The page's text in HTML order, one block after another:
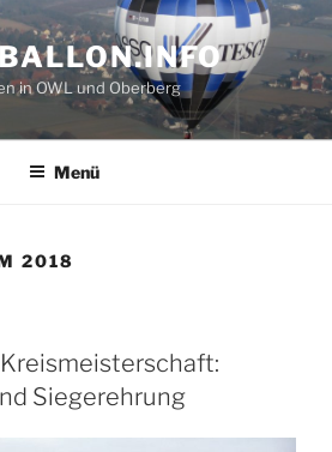
in OWL und Oberberg
Menü
2018
Siegerehrung